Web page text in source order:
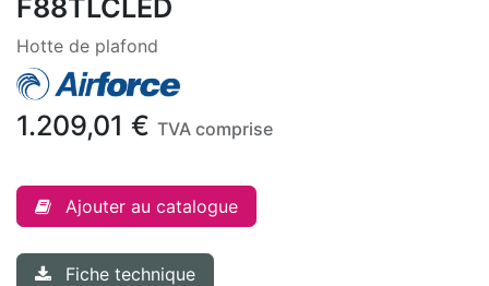
F88TLCLED
Hotte de plafond
1.209,01 € TVA comprise
Ajouter au catalogue
Fiche technique